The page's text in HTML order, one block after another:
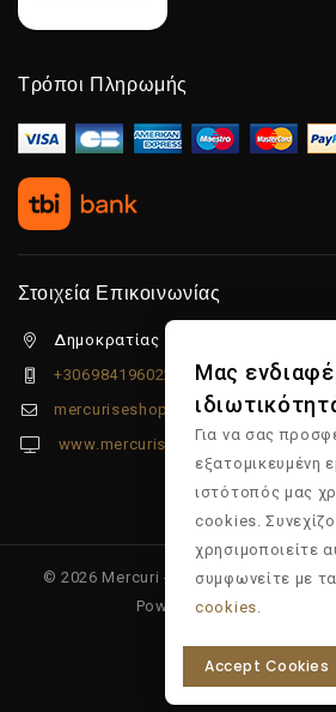
Τρόποι Πληρωμής
Στοιχεία Επικοινωνίας
Δημοκρατίας 5β Λιμένας
+306984196022
mercuriseshop@gmail.com
www.mercuriseshop.gr
© 2026 Mercuri - Είδη κομμωτηρίου -
Powered & Supported by
Μας
Για να σας
εξατομικευμένη
ιστότοπός μας
cookies.
χρησιμοποιείτε
συμφωνείτε με
cookies.
Accept Cookies